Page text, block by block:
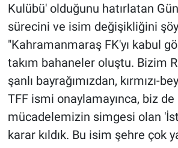
Kulübü' olduğunu hatırlatan
sürecini ve isim değişikliğini
"Kahramanmaraş FK'yı kabul
takım bahaneler oluştu. Bizim
şanlı bayrağımızdan, kırmızı-
TFF ismi onaylamayınca, biz
mücadelemizin simgesi olan
karar kıldık. Bu isim şehre çok